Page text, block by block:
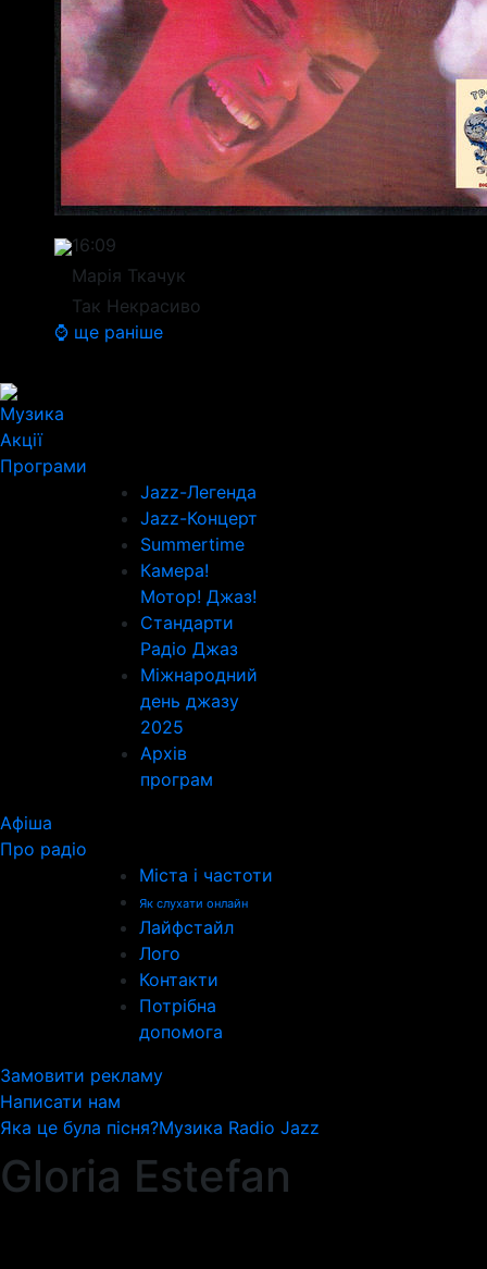
16:09
Марія Ткачук
Так Некрасиво
⌚ ще раніше
Музика
Акції
Програми
Jazz-Легенда
Jazz-Концерт
Summertime
Камера!
Мотор! Джаз!
Стандарти
Радіо Джаз
Міжнародний
день джазу
2025
Архів
програм
Афіша
Про радіо
Міста і частоти
Як слухати онлайн
Лайфстайл
Лого
Контакти
Потрібна
допомога
Замовити рекламу
Написати нам
Яка це була пісня?Музика Radio Jazz
Gloria Estefan